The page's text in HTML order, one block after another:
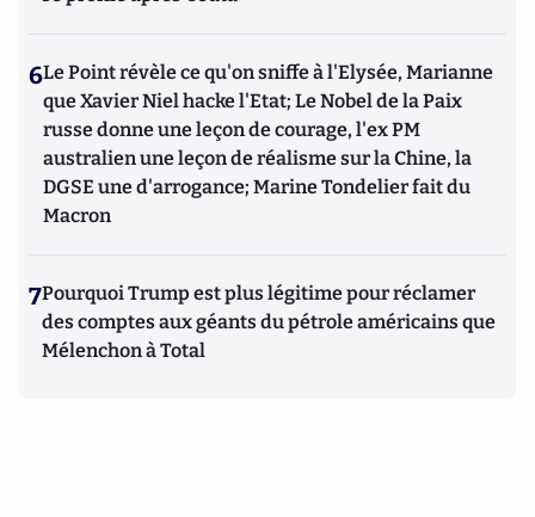
6Le Point révèle ce qu'on sniffe à l'Elysée, Marianne
que Xavier Niel hacke l'Etat; Le Nobel de la Paix
russe donne une leçon de courage, l'ex PM
australien une leçon de réalisme sur la Chine, la
DGSE une d'arrogance; Marine Tondelier fait du
Macron
7Pourquoi Trump est plus légitime pour réclamer
des comptes aux géants du pétrole américains que
Mélenchon à Total